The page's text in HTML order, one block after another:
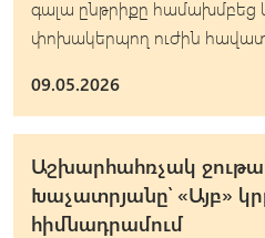
գալա ընթրիքը համախմբեց
փոխակերպող ուժին
09.05.2026
Աշխարհահռչակ
Խաչատրյանը՝ «Այբ»
հիմնադրամում